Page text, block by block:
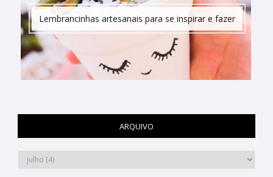
Lembrancinhas artesanais para se inspirar e fazer
ARQUIVO